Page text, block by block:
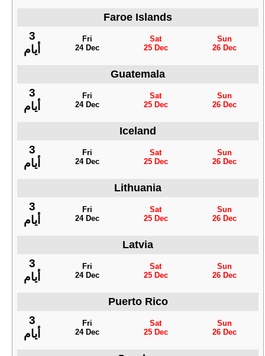
Faroe Islands
3
أيام
Fri
24 Dec
Sat
25 Dec
Sun
26 Dec
Guatemala
3
أيام
Fri
24 Dec
Sat
25 Dec
Sun
26 Dec
Iceland
3
أيام
Fri
24 Dec
Sat
25 Dec
Sun
26 Dec
Lithuania
3
أيام
Fri
24 Dec
Sat
25 Dec
Sun
26 Dec
Latvia
3
أيام
Fri
24 Dec
Sat
25 Dec
Sun
26 Dec
Puerto Rico
3
أيام
Fri
24 Dec
Sat
25 Dec
Sun
26 Dec